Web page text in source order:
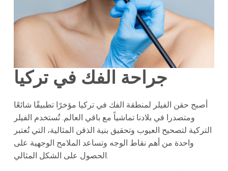
جراحة الفك في تركيا
أصبح حقن الفيلر لمنطقة الفك في تركيا مؤخرًا تطبيقًا شائعًا
ومتصدرا في بلادنا تماشياً مع باقي العالم. تُستخدم الفيلر
التركية لتصحيح العيوب وتحقيق بنية الذقن المثالية، التي تُعتبر
واحدة من أهم نقاط الوجه وتساعد الملامح الوجهية على
الحصول على الشكل المثالي.